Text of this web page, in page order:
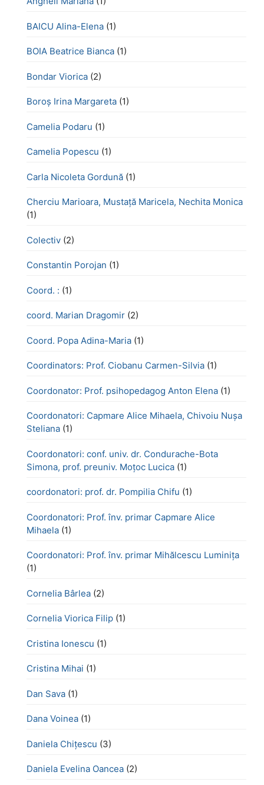
BAICU Alina-Elena (1)
BOIA Beatrice Bianca (1)
Bondar Viorica (2)
Boroş Irina Margareta (1)
Camelia Podaru (1)
Camelia Popescu (1)
Carla Nicoleta Gordună (1)
Cherciu Marioara, Mustață Maricela, Nechita Monica
(1)
Colectiv (2)
Constantin Porojan (1)
Coord. : (1)
coord. Marian Dragomir (2)
Coord. Popa Adina-Maria (1)
Coordinators: Prof. Ciobanu Carmen-Silvia (1)
Coordonator: Prof. psihopedagog Anton Elena (1)
Coordonatori: Capmare Alice Mihaela, Chivoiu Nușa
Steliana (1)
Coordonatori: conf. univ. dr. Condurache-Bota
Simona, prof. preuniv. Moțoc Lucica (1)
coordonatori: prof. dr. Pompilia Chifu (1)
Coordonatori: Prof. înv. primar Capmare Alice
Mihaela (1)
Coordonatori: Prof. înv. primar Mihălcescu Luminița
(1)
Cornelia Bârlea (2)
Cornelia Viorica Filip (1)
Cristina Ionescu (1)
Cristina Mihai (1)
Dan Sava (1)
Dana Voinea (1)
Daniela Chițescu (3)
Daniela Evelina Oancea (2)